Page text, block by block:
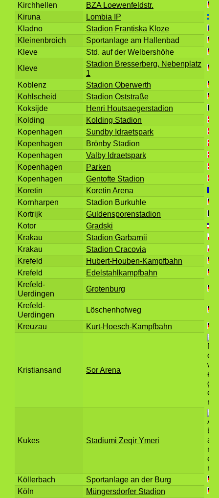
Kirchhellen
BZA Loewenfeldstr.
Kiruna
Lombia IP
Kladno
Stadion Frantiska Kloze
Kleinenbroich
Sportanlage am Hallenbad
Kleve
Std. auf der Welbershöhe
Kleve
Stadion Bresserberg, Nebenplatz
1
Koblenz
Stadion Oberwerth
Kohlscheid
Stadion Oststraße
Koksijde
Henri Houtsaegerstadion
Kolding
Kolding Stadion
Kopenhagen
Sundby Idraetspark
Kopenhagen
Brönby Stadion
Kopenhagen
Valby Idraetspark
Kopenhagen
Parken
Kopenhagen
Gentofte Stadion
Koretin
Koretin Arena
Kornharpen
Stadion Burkuhle
Kortrijk
Guldensporenstadion
Kotor
Gradski
Krakau
Stadion Garbarnii
Krakau
Stadion Cracovia
Krefeld
Hubert-Houben-Kampfbahn
Krefeld
Edelstahlkampfbahn
Krefeld-
Uerdingen
Grotenburg
Krefeld-
Uerdingen
Löschenhofweg
Kreuzau
Kurt-Hoesch-Kampfbahn
Kristiansand Sor Arena
Kukes Stadiumi Zeqir Ymeri
Köllerbach
Sportanlage an der Burg
Köln
Müngersdorfer Stadion